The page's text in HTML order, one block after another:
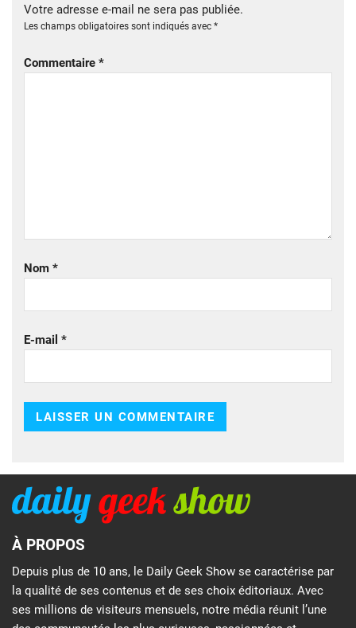
Votre adresse e-mail ne sera pas publiée.
Les champs obligatoires sont indiqués avec *
Commentaire *
Nom *
E-mail *
À PROPOS
Depuis plus de 10 ans, le Daily Geek Show se caractérise par
la qualité de ses contenus et de ses choix éditoriaux. Avec
ses millions de visiteurs mensuels, notre média réunit l’une